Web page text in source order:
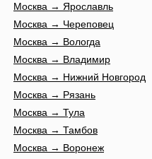
Москва → Ярославль
Москва → Череповец
Москва → Вологда
Москва → Владимир
Москва → Нижний Новгород
Москва → Рязань
Москва → Тула
Москва → Тамбов
Москва → Воронеж